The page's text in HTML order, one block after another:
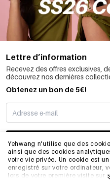
Yehwang n'utilise que des
ainsi que des cookies
votre vie privée. Un cookie est
enregistré sur votre ordinateur,
lors de votre première visite sur
Lettre d’information
Recevez des offres exclusives,
découvrez nos dernières
Obtenez un bon de 5€!
JE
INFORMATIONS